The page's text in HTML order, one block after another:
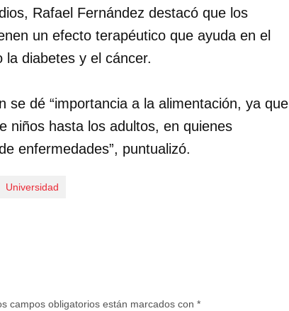
Rafael Fernández destacó que los
un efecto terapéutico que ayuda en el
diabetes y el cáncer.
se dé “importancia a la alimentación, ya que
niños hasta los adultos, en quienes
enfermedades”, puntualizó.
Universidad
campos obligatorios están marcados con *